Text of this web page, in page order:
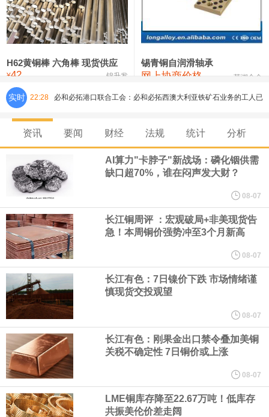
铸造铝合金锭(ZLD104) 24,300—24,500 24,400
压铸锌合金锭 26,500—26,700
氯化镍 38,300—40,300 39,300 0
H62黄铜棒 六角棒 现货供应
¥42 锦升发
锡青铜自润滑轴承
网上协商价格 芜湖合金
实时 22:28 必和必拓港口联合工会：必和必拓西澳大利亚铁矿石业务的工人已
通知，将于8月9日实施24小时停工。
8月7日，宇树科技董事长王兴兴网上路演时表示，报告期内，公司
研发费用金额分别为4,995.18万元、7,001.70万元、14,496.56万
元，最近3年复合增长率达70.36%，呈快速增长趋势，并形成多项
核心技术和知识产权。截至2026年1月31日，公司拥有262项专利权
（含境内发明专利20项）。
纽约期银日内涨4%，现报64.08美元/盎司。
宇树科技董事长、总经理兼首席技术官王兴兴在网上路演时表示，
经过多年研发创新和技术积累，公司逐步形成了包括一体化关节集
成技术、高紧凑度机器人身体集成技术、机器人激光雷达全自研核
资讯 要闻 财经 法规 统计 分析
AI算力"卡脖子"新战场：磷化铟供需
缺口超70%，谁在闷声发大财？
08-07
长江铜周评 ：宏观破局+非美现货告
急！本周铜价强势冲至3个月新高
08-07
长江有色：7日镍价下跌 市场情绪谨
慎现货交投观望
08-07
长江有色：刚果金出口禁令叠加美铜
关税不确定性 7日铜价或上涨
08-07
LME铜库存降至22.67万吨！低库存
共振美伦价差走阔